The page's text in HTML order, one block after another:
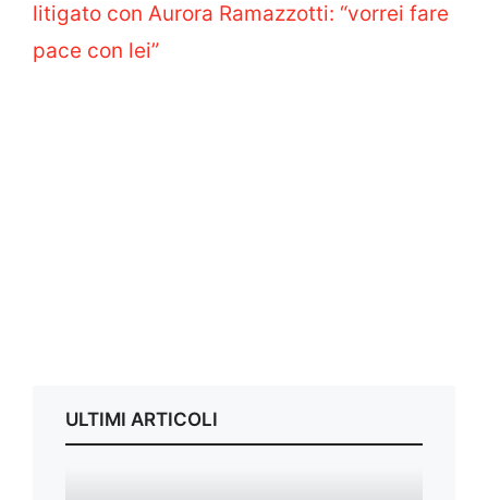
litigato con Aurora Ramazzotti: “vorrei fare
pace con lei”
ULTIMI ARTICOLI